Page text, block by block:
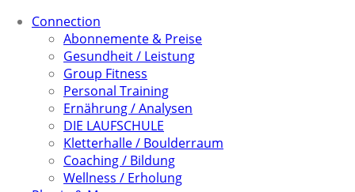
Connection
Abonnemente & Preise
Gesundheit / Leistung
Group Fitness
Personal Training
Ernährung / Analysen
DIE LAUFSCHULE
Kletterhalle / Boulderraum
Coaching / Bildung
Wellness / Erholung